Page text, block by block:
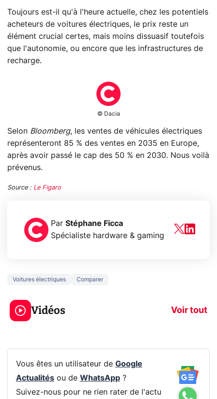
Toujours est-il qu'à l'heure actuelle, chez les potentiels
acheteurs de voitures électriques, le prix reste un
élément crucial certes, mais moins dissuasif toutefois
que l'autonomie, ou encore que les infrastructures de
recharge.
© Dacia
Selon Bloomberg, les ventes de véhicules électriques
représenteront 85 % des ventes en 2035 en Europe,
après avoir passé le cap des 50 % en 2030. Nous voilà
prévenus.
Source : Le Figaro
Par Stéphane Ficca
Spécialiste hardware & gaming
Voitures électriques Comparer
Vidéos Voir tout
5 générations de
jeux dans la
prochaine Xbox !
navigation
Vous êtes un utilisateur de Google
Actualitésou de WhatsApp?
Suivez-nous pour ne rien rater de l'actu